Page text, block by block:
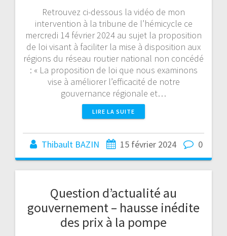
Retrouvez ci-dessous la vidéo de mon
intervention à la tribune de l’hémicycle ce
mercredi 14 février 2024 au sujet la proposition
de loi visant à faciliter la mise à disposition aux
régions du réseau routier national non concédé
: « La proposition de loi que nous examinons
vise à améliorer l’efficacité de notre
gouvernance régionale et…
LIRE LA SUITE
Thibault BAZIN 15 février 2024 0
Question d’actualité au
gouvernement – hausse inédite
des prix à la pompe